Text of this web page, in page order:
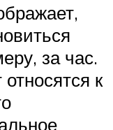
за час.
к